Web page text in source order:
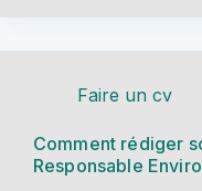
Faire un cv
Comment rédiger
Responsable